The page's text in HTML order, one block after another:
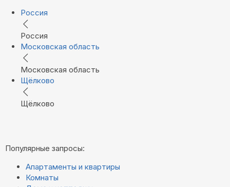
Россия
Россия
Московская область
Московская область
Щёлково
Щёлково
Популярные запросы:
Апартаменты и квартиры
Комнаты